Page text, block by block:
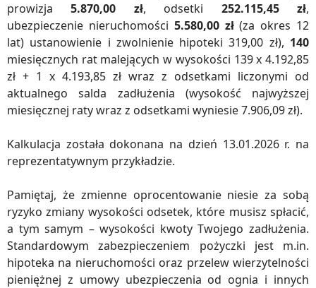
prowizja5.870,00 zł, odsetki 252.115,45 zł,
ubezpieczenie nieruchomości 5.580,00 zł(za okres 12
lat) ustanowienie i zwolnienie hipoteki 319,00 zł), 140
miesięcznych rat malejących w wysokości 139 x 4.192,85
zł + 1 x 4.193,85 zł wraz z odsetkami liczonymi od
aktualnego salda zadłużenia (wysokość najwyższej
miesięcznej raty wraz z odsetkami wyniesie 7.906,09 zł).
Kalkulacja została dokonana na dzień 13.01.2026 r. na
reprezentatywnym przykładzie.
Pamiętaj, że zmienne oprocentowanie niesie za sobą
ryzyko zmiany wysokości odsetek, które musisz spłacić,
a tym samym – wysokości kwoty Twojego zadłużenia.
Standardowym zabezpieczeniem pożyczki jest m.in.
hipoteka na nieruchomości oraz przelew wierzytelności
pieniężnej z umowy ubezpieczenia od ognia i innych